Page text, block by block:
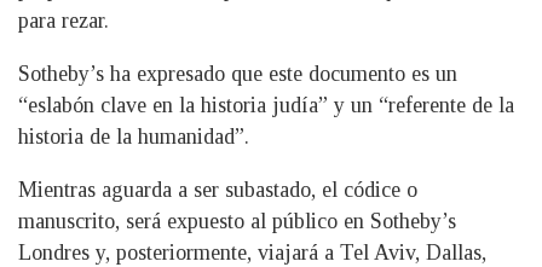
para rezar.
Sotheby’s ha expresado que este documento es un
“eslabón clave en la historia judía” y un “referente de la
historia de la humanidad”.
Mientras aguarda a ser subastado, el códice o
manuscrito, será expuesto al público en Sotheby’s
Londres y, posteriormente, viajará a Tel Aviv, Dallas,